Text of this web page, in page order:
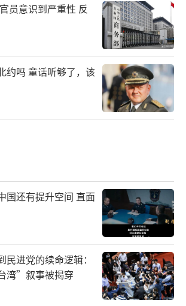
员意识到严重性 反
约吗 童话听够了，该
国还有提升空间 直面
进党的续命逻辑：
湾”叙事被揭穿